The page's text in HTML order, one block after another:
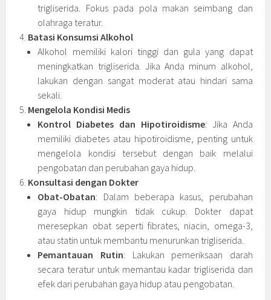
trigliserida. Fokus pada pola makan seimbang dan
olahraga teratur.
Batasi Konsumsi Alkohol
Alkohol memiliki kalori tinggi dan gula yang dapat
meningkatkan trigliserida. Jika Anda minum alkohol,
lakukan dengan sangat moderat atau hindari sama
sekali.
Mengelola Kondisi Medis
Kontrol Diabetes dan Hipotiroidisme: Jika Anda
memiliki diabetes atau hipotiroidisme, penting untuk
mengelola kondisi tersebut dengan baik melalui
pengobatan dan perubahan gaya hidup.
Konsultasi dengan Dokter
Obat-Obatan: Dalam beberapa kasus, perubahan
gaya hidup mungkin tidak cukup. Dokter dapat
meresepkan obat seperti fibrates, niacin, omega-3,
atau statin untuk membantu menurunkan trigliserida.
Pemantauan Rutin: Lakukan pemeriksaan darah
secara teratur untuk memantau kadar trigliserida dan
efek dari perubahan gaya hidup atau pengobatan.